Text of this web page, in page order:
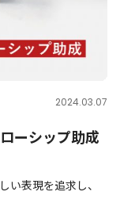
2024.03.07
ーシップ助成
い表現を追求し、